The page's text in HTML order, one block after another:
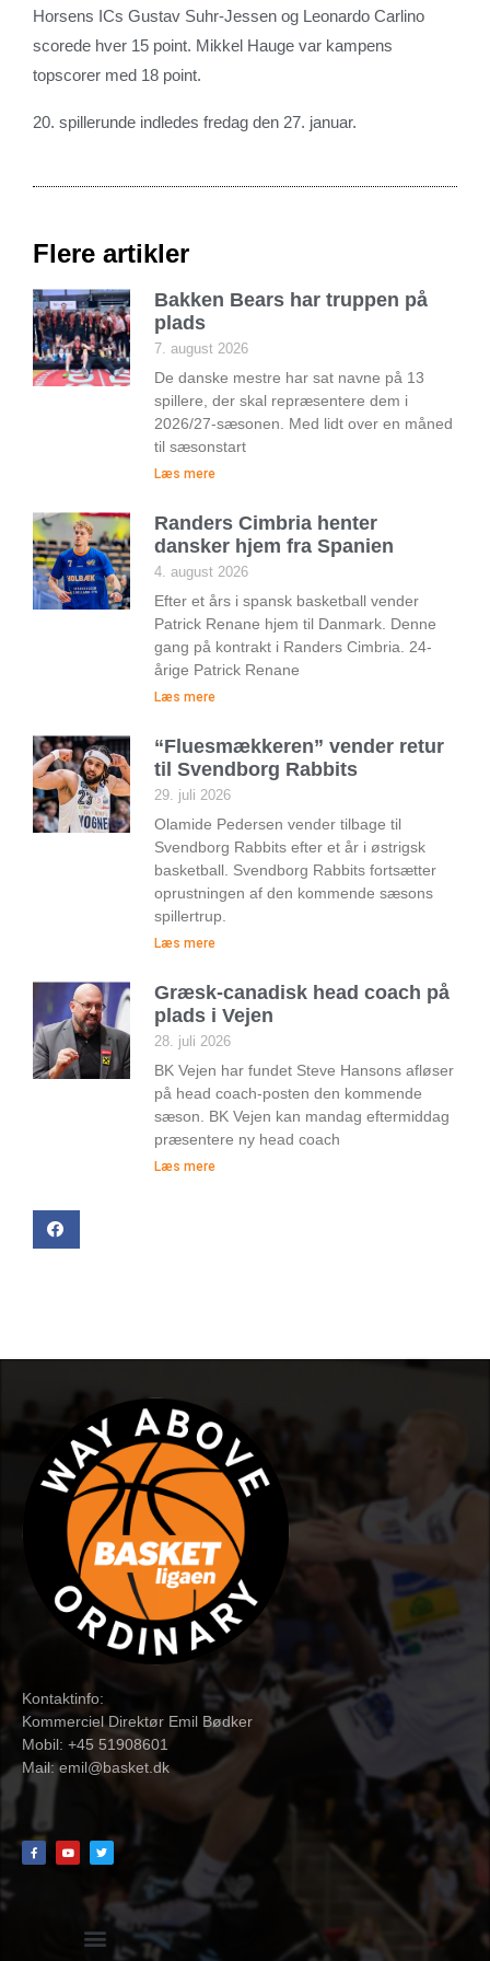
Horsens ICs Gustav Suhr-Jessen og Leonardo Carlino
scorede hver 15 point. Mikkel Hauge var kampens
topscorer med 18 point.
20. spillerunde indledes fredag den 27. januar.
Flere artikler
Bakken Bears har truppen på
plads
7. august 2026
De danske mestre har sat navne på 13
spillere, der skal repræsentere dem i
2026/27-sæsonen. Med lidt over en måned
til sæsonstart
Læs mere
Randers Cimbria henter
dansker hjem fra Spanien
4. august 2026
Efter et års i spansk basketball vender
Patrick Renane hjem til Danmark. Denne
gang på kontrakt i Randers Cimbria. 24-
årige Patrick Renane
Læs mere
“Fluesmækkeren” vender retur
til Svendborg Rabbits
29. juli 2026
Olamide Pedersen vender tilbage til
Svendborg Rabbits efter et år i østrigsk
basketball. Svendborg Rabbits fortsætter
oprustningen af den kommende sæsons
spillertrup.
Læs mere
Græsk-canadisk head coach på
plads i Vejen
28. juli 2026
BK Vejen har fundet Steve Hansons afløser
på head coach-posten den kommende
sæson. BK Vejen kan mandag eftermiddag
præsentere ny head coach
Læs mere
Kontaktinfo:
Kommerciel Direktør Emil Bødker
Mobil: +45 51908601
Mail:emil@basket.dk